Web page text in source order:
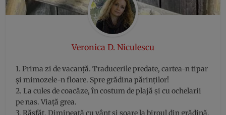
Veronica D. Niculescu
1. Prima zi de vacanță. Traducerile predate, cartea-n tipar
și mimozele-n floare. Spre grădina părinților!
2. La cules de coacăze, în costum de plajă și cu ochelarii
pe nas. Viață grea.
3. Răsfăț. Dimineață cu vânt și soare la biroul din grădină.